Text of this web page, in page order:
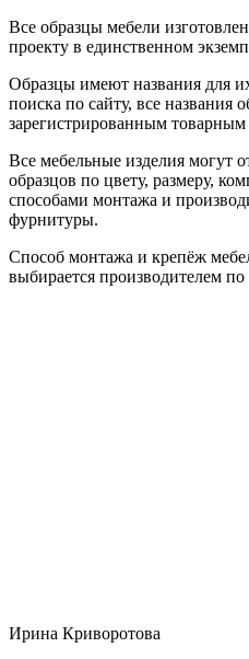
Все образцы мебели
проекту в единственном
Образцы имеют названия для
поиска по сайту, все названия
зарегистрированным товарным
Все мебельные изделия могут
образцов по цвету, размеру,
способами монтажа и
фурнитуры.
Способ монтажа и крепёж
выбирается производителем
Ирина Криворотова